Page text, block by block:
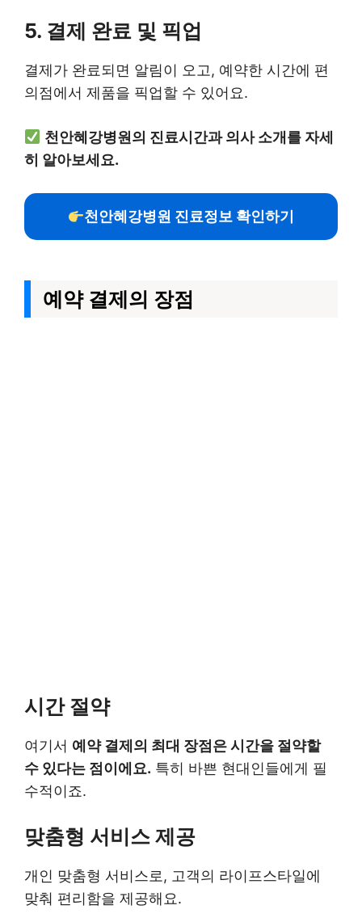
5. 결제 완료 및 픽업
결제가 완료되면 알림이 오고, 예약한 시간에 편
의점에서 제품을 픽업할 수 있어요.
천안혜강병원의 진료시간과 의사 소개를 자세
히 알아보세요.
천안혜강병원 진료정보 확인하기
예약 결제의 장점
시간 절약
여기서 예약 결제의 최대 장점은 시간을 절약할
수 있다는 점이에요. 특히 바쁜 현대인들에게 필
수적이죠.
맞춤형 서비스 제공
개인 맞춤형 서비스로, 고객의 라이프스타일에
맞춰 편리함을 제공해요.